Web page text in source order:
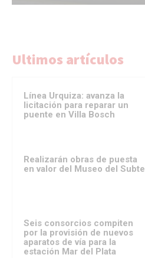
Ultimos artículos
Línea Urquiza: avanza la
licitación para reparar un
puente en Villa Bosch
Realizarán obras de puesta
en valor del Museo del Subte
Seis consorcios compiten
por la provisión de nuevos
aparatos de vía para la
estación Mar del Plata